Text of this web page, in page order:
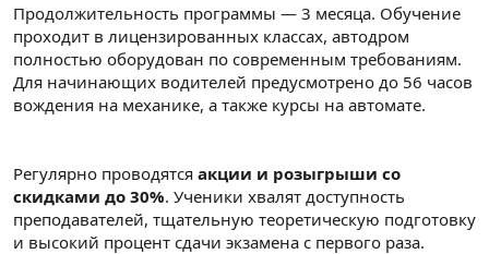
Продолжительность программы — 3 месяца. Обучение
проходит в лицензированных классах, автодром
полностью оборудован по современным требованиям.
Для начинающих водителей предусмотрено до 56 часов
вождения на механике, а также курсы на автомате.
Регулярно проводятся акции и розыгрыши со
скидками до 30%. Ученики хвалят доступность
преподавателей, тщательную теоретическую подготовку
и высокий процент сдачи экзамена с первого раза.